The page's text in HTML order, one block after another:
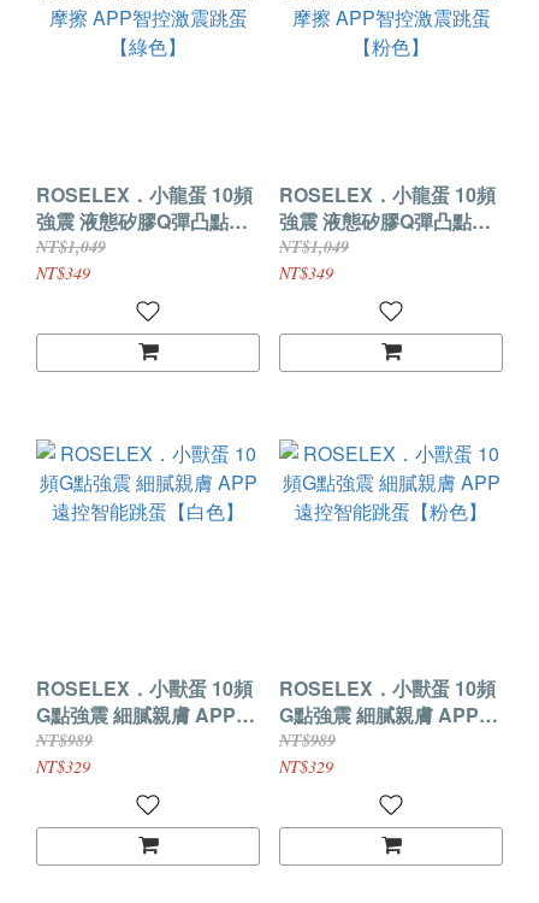
ROSELEX．小龍蛋 10頻
強震 液態矽膠Q彈凸點摩
擦 APP智控激震跳蛋【綠
色】
NT$1,049
NT$349
ROSELEX．小龍蛋 10頻
強震 液態矽膠Q彈凸點摩
擦 APP智控激震跳蛋【粉
色】
NT$1,049
NT$349
ROSELEX．小獸蛋 10頻
G點強震 細膩親膚 APP遠
控智能跳蛋【白色】
NT$989
NT$329
ROSELEX．小獸蛋 10頻
G點強震 細膩親膚 APP遠
控智能跳蛋【粉色】
NT$989
NT$329